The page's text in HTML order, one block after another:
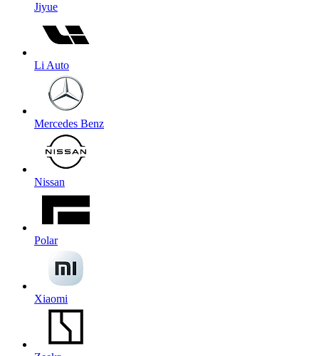
Jiyue
Li Auto
Mercedes Benz
Nissan
Polar
Xiaomi